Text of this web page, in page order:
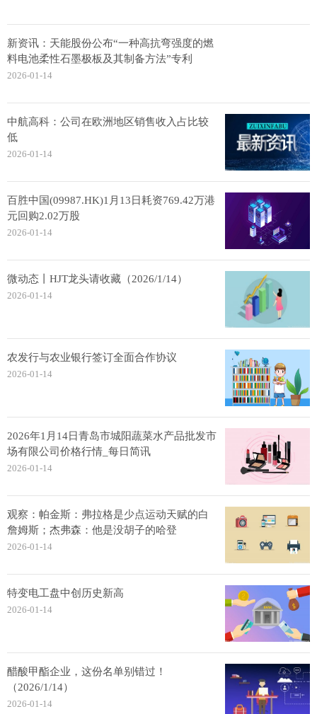
新资讯：天能股份公布“一种高抗弯强度的燃
料电池柔性石墨极板及其制备方法”专利
2026-01-14
中航高科：公司在欧洲地区销售收入占比较
低
2026-01-14
百胜中国(09987.HK)1月13日耗资769.42万港
元回购2.02万股
2026-01-14
微动态丨HJT龙头请收藏（2026/1/14）
2026-01-14
农发行与农业银行签订全面合作协议
2026-01-14
2026年1月14日青岛市城阳蔬菜水产品批发市
场有限公司价格行情_每日简讯
2026-01-14
观察：帕金斯：弗拉格是少点运动天赋的白
詹姆斯；杰弗森：他是没胡子的哈登
2026-01-14
特变电工盘中创历史新高
2026-01-14
醋酸甲酯企业，这份名单别错过！
（2026/1/14）
2026-01-14